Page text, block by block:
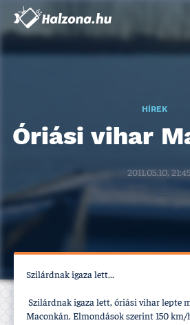
HÍREK
Óriási vihar
2011.05.10,
Szilárdnak igaza lett...
Szilárdnak igaza lett, óriási vihar lepte
Maconkán. Elmondások szerint 150 km/